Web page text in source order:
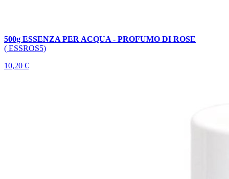
500g ESSENZA PER ACQUA - PROFUMO DI ROSE
( ESSROS5)
10,20 €